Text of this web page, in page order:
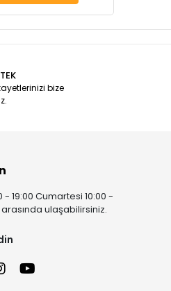
bize
- 19:00 Cumartesi 10:00 -
ulaşabilirsiniz.